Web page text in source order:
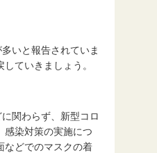
いと報告されていま
ていきましょう。
関わらず、新型コロ
感染対策の実施につ
などでのマスクの着